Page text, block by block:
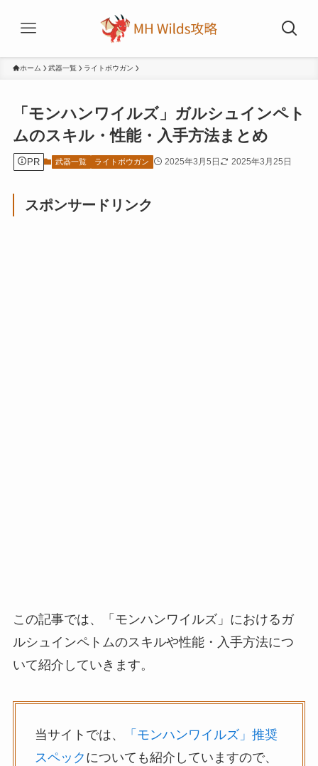
ホーム 武器一覧 ライトボウガン
「モンハンワイルズ」ガルシュインペト
ムのスキル・性能・入手方法まとめ
PR 武器一覧 ライトボウガン 2025年3月5日 2025年3月25日
スポンサードリンク
この記事では、「モンハンワイルズ」におけるガ
ルシュインペトムのスキルや性能・入手方法につ
いて紹介していきます。
当サイトでは、
「モンハンワイルズ」推奨
スペック についても紹介していますので、